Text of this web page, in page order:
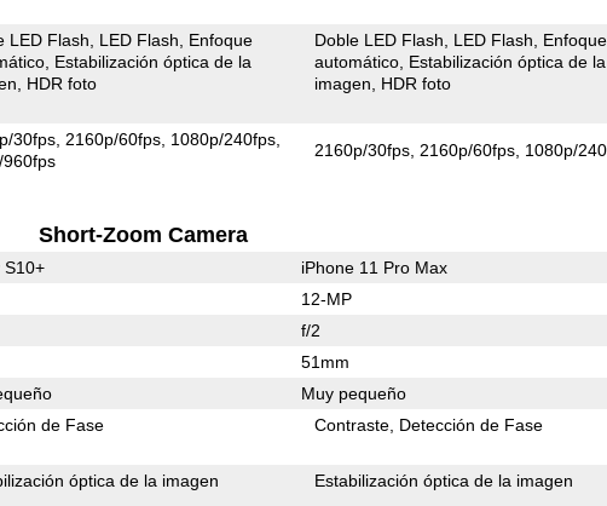
LED Flash LED Flash
Enfoque
Estabilización óptica de la
HDR foto
Doble LED Flash LED Flash
Enfoque
automático Estabilización óptica de la
imagen
HDR foto
30fps 2160p/60fps 1080p/240fps
2160p/30fps 2160p/60fps 1080p/
Short-Zoom Camera
S10+ iPhone 11 Pro Max
12-MP
f/2
51mm
Muy pequeño
de Fase Contraste Detección de Fase
óptica de la imagen Estabilización óptica de la imagen